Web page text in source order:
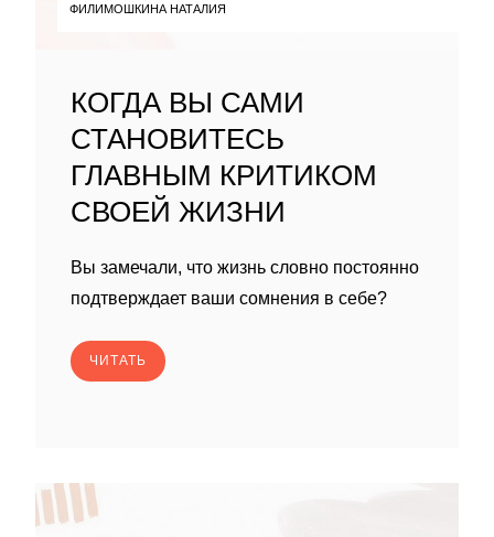
ФИЛИМОШКИНА НАТАЛИЯ
КОГДА ВЫ САМИ
СТАНОВИТЕСЬ
ГЛАВНЫМ КРИТИКОМ
СВОЕЙ ЖИЗНИ
Вы замечали, что жизнь словно постоянно
подтверждает ваши сомнения в себе?
ЧИТАТЬ